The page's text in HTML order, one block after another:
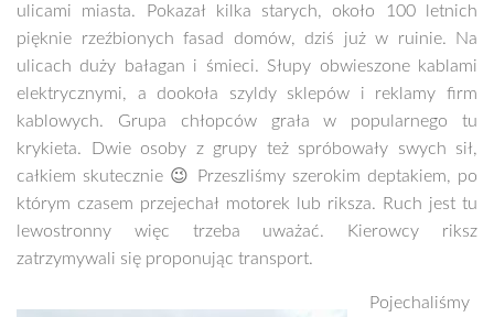
ulicami miasta. Pokazał kilka starych, około 100 letnich
pięknie rzeźbionych fasad domów, dziś już w ruinie. Na
ulicach duży bałagan i śmieci. Słupy obwieszone kablami
elektrycznymi, a dookoła szyldy sklepów i reklamy firm
kablowych. Grupa chłopców grała w popularnego tu
krykieta. Dwie osoby z grupy też spróbowały swych sił,
całkiem skutecznie 😉 Przeszliśmy szerokim deptakiem, po
którym czasem przejechał motorek lub riksza. Ruch jest tu
lewostronny więc trzeba uważać. Kierowcy riksz
zatrzymywali się proponując transport.
Pojechaliśmy